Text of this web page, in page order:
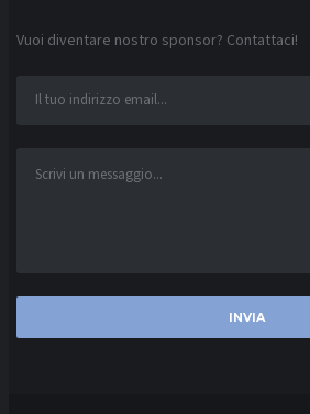
Vuoi diventare nostro sponsor? Contattaci!